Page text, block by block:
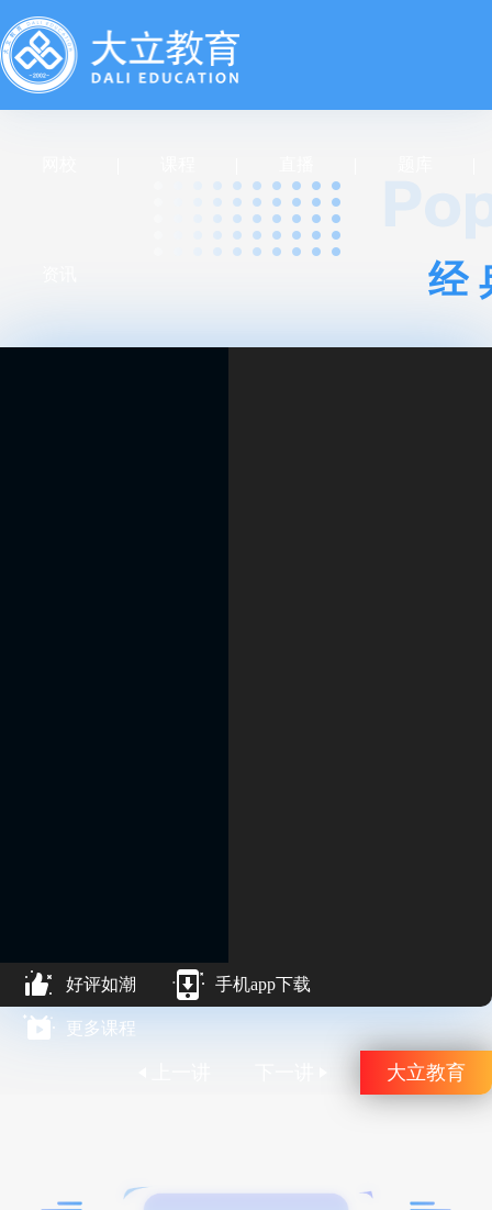
经
好评如潮 手机app下载
更多课程
大立教育